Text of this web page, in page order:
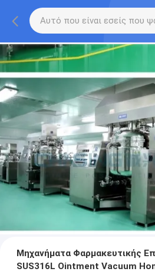
Μηχανήματα Φαρμακευτικής
SUS316L Ointment Vacuum